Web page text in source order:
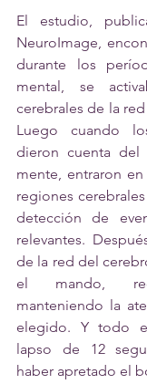
El estudio,
NeuroImage,
durante los
mental, se
cerebrales de la
Luego cuando
dieron cuenta del
mente, entraron
regiones
detección de
relevantes.
de la red del
el mando,
manteniendo la
elegido. Y todo
lapso de 12
haber apretado el